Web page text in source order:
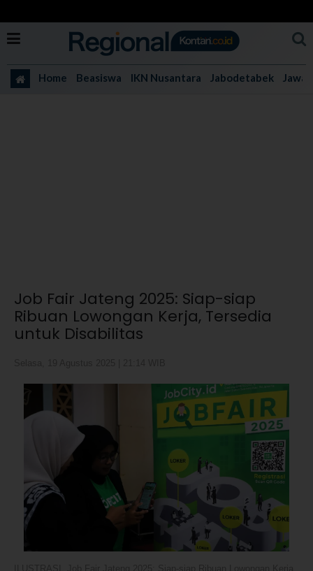
Home Beasiswa IKN Nusantara Jabodetabek Jawa
Job Fair Jateng 2025: Siap-siap
Ribuan Lowongan Kerja, Tersedia
untuk Disabilitas